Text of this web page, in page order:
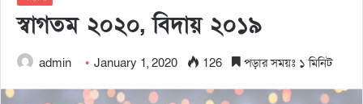
স্বাগতম ২০২০, বিদায় ২০১৯
admin January 1, 2020 126 পড়ার সময়ঃ ১ মিনিট